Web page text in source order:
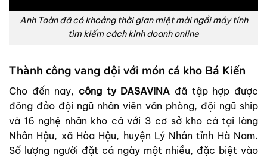
Anh Toàn đã có khoảng thời gian miệt mài ngồi máy tính
tìm kiếm cách kinh doanh online
Thành công vang dội với món cá kho Bá Kiến
Cho đến nay, công ty DASAVINA đã tập hợp được
đông đảo đội ngũ nhân viên văn phòng, đội ngũ ship
và 16 nghệ nhân kho cá với 3 cơ sở kho cá tại làng
Nhân Hậu, xã Hòa Hậu, huyện Lý Nhân tỉnh Hà Nam.
Số lượng người đặt cá ngày một nhiều, đặc biệt vào